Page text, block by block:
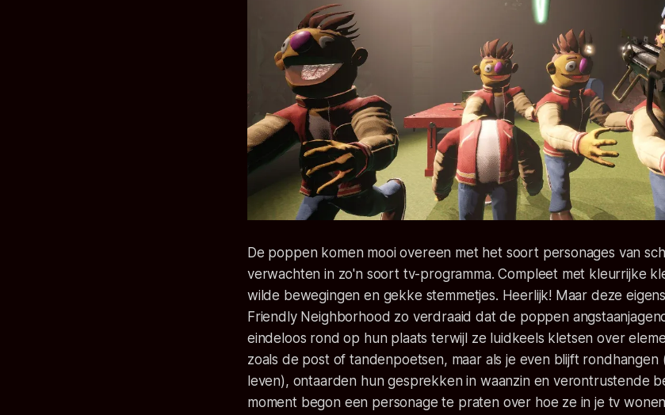
De poppen komen mooi overeen met het soort personages van
verwachten in zo'n soort tv-programma. Compleet met kleurrijke
wilde bewegingen en gekke stemmetjes. Heerlijk! Maar deze
Friendly Neighborhood zo verdraaid dat de poppen
eindeloos rond op hun plaats terwijl ze luidkeels kletsen over
zoals de post of tandenpoetsen, maar als je even blijft rondhangen
leven), ontaarden hun gesprekken in waanzin en verontrustende
moment begon een personage te praten over hoe ze in je tv